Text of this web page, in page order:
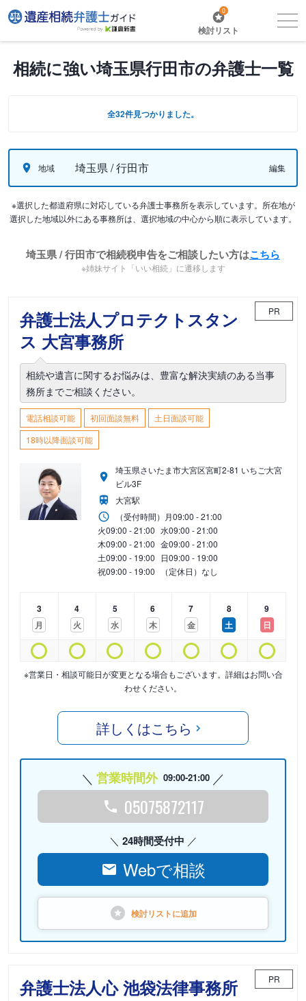
0
検討リスト
相続に強い埼玉県行田市の弁護士一覧
全32件見つかりました。
地域 埼玉県 / 行田市 編集
※選択した都道府県に対応している弁護士事務所を表示しています。所在地が
選択した地域以外にある事務所は、選択地域の中心から順に表示しています。
埼玉県 / 行田市で相続税申告をご相談したい方はこちら
※姉妹サイト「いい相続」に遷移します
弁護士法人プロテクトスタン
ス 大宮事務所
PR
相続や遺言に関するお悩みは、豊富な解決実績のある当事
務所までご相談ください。
電話相談可能 初回面談無料
土日面談可能
18時以降面談可能
埼玉県さいたま市大宮区宮町2-81 いちご大宮
ビル3F
大宮駅
（受付時間） 月09:00 - 21:00
火09:00 - 21:00 水09:00 - 21:00
木09:00 - 21:00 金09:00 - 21:00
土09:00 - 19:00 日09:00 - 19:00
祝09:00 - 19:00 （定休日）なし
3
月
4
火
5
水
6
木
7
金
8
土
9
日
※営業日・相談可能日が変更となる場合もございます。詳細はお問い合
わせください。
詳しくはこちら
営業時間外 09:00-21:00
05075872117
24時間受付中
Webで相談
検討リストに追加
弁護士法人心 池袋法律事務所 PR